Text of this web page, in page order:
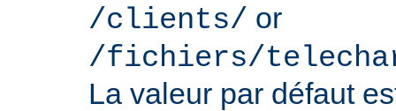
/clients/ or
/fichiers/
La valeur par défaut